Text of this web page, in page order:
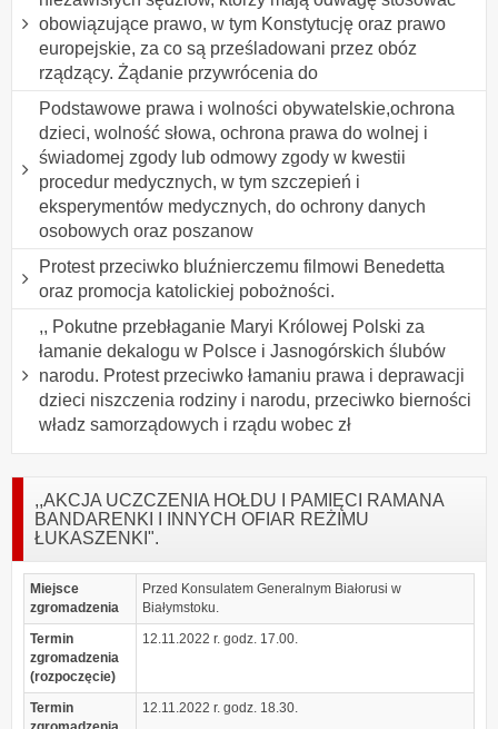
obowiązujące prawo, w tym Konstytucję oraz prawo
europejskie, za co są prześladowani przez obóz
rządzący. Żądanie przywrócenia do
Podstawowe prawa i wolności obywatelskie,ochrona
dzieci, wolność słowa, ochrona prawa do wolnej i
świadomej zgody lub odmowy zgody w kwestii
procedur medycznych, w tym szczepień i
eksperymentów medycznych, do ochrony danych
osobowych oraz poszanow
Protest przeciwko bluźnierczemu filmowi Benedetta
oraz promocja katolickiej pobożności.
,, Pokutne przebłaganie Maryi Królowej Polski za
łamanie dekalogu w Polsce i Jasnogórskich ślubów
narodu. Protest przeciwko łamaniu prawa i deprawacji
dzieci niszczenia rodziny i narodu, przeciwko bierności
władz samorządowych i rządu wobec zł
,,AKCJA UCZCZENIA HOŁDU I PAMIĘCI RAMANA
BANDARENKI I INNYCH OFIAR REŻIMU
ŁUKASZENKI".
Miejsce
zgromadzenia
Przed Konsulatem Generalnym Białorusi w
Białymstoku.
Termin
zgromadzenia
(rozpoczęcie)
12.11.2022 r. godz. 17.00.
Termin
12.11.2022 r. godz. 18.30.